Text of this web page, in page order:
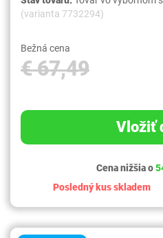
(varianta 7732294)
Bežná cena
€ 67,49
Vložiť
Cena nižšia o
Posledný kus skladem